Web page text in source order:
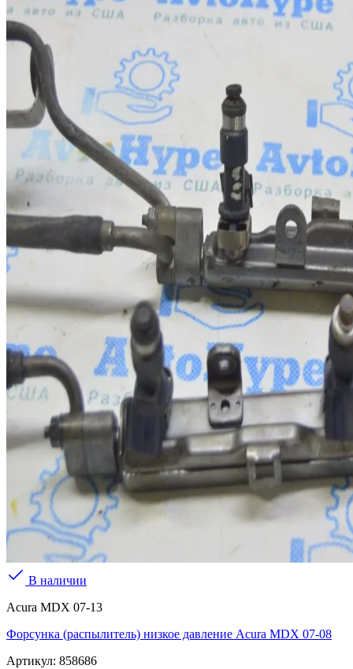
В наличии
Acura MDX 07-13
Форсунка (распылитель) низкое давление Acura MDX 07-08
Артикул: 858686